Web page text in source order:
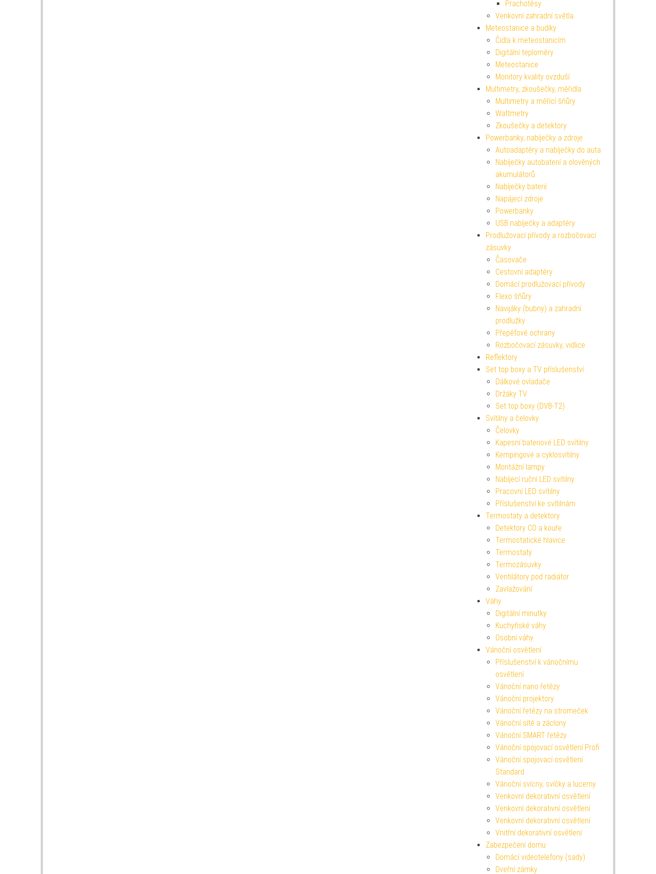
Prachotěsy
Venkovní zahradní světla
Meteostanice a budíky
Čidla k meteostanicím
Digitální teploměry
Meteostanice
Monitory kvality ovzduší
Multimetry, zkoušečky, měřidla
Multimetry a měřící šňůry
Wattmetry
Zkoušečky a detektory
Powerbanky, nabíječky a zdroje
Autoadaptéry a nabíječky do auta
Nabíječky autobaterií a olověných
akumulátorů
Nabíječky baterií
Napájecí zdroje
Powerbanky
USB nabíječky a adaptéry
Prodlužovací přívody a rozbočovací
zásuvky
Časovače
Cestovní adaptéry
Domácí prodlužovací přívody
Flexo šňůry
Navijáky (bubny) a zahradní
prodlužky
Přepěťové ochrany
Rozbočovací zásuvky, vidlice
Reflektory
Set top boxy a TV příslušenství
Dálkové ovladače
Držáky TV
Set top boxy (DVB-T2)
Svítilny a čelovky
Čelovky
Kapesní bateriové LED svítilny
Kempingové a cyklosvítilny
Montážní lampy
Nabíjecí ruční LED svítilny
Pracovní LED svítilny
Příslušenství ke svítilnám
Termostaty a detektory
Detektory CO a kouře
Termostatické hlavice
Termostaty
Termozásuvky
Ventilátory pod radiátor
Zavlažování
Váhy
Digitální minutky
Kuchyňské váhy
Osobní váhy
Vánoční osvětlení
Příslušenství k vánočnímu
osvětlení
Vánoční nano řetězy
Vánoční projektory
Vánoční řetězy na stromeček
Vánoční sítě a záclony
Vánoční SMART řetězy
Vánoční spojovací osvětlení Profi
Vánoční spojovací osvětlení
Standard
Vánoční svícny, svíčky a lucerny
Venkovní dekorativní osvětlení
Venkovní dekorativní osvětlení
Venkovní dekorativní osvětlení
Vnitřní dekorativní osvětlení
Zabezpečení domu
Domácí videotelefony (sady)
Dveřní zámky